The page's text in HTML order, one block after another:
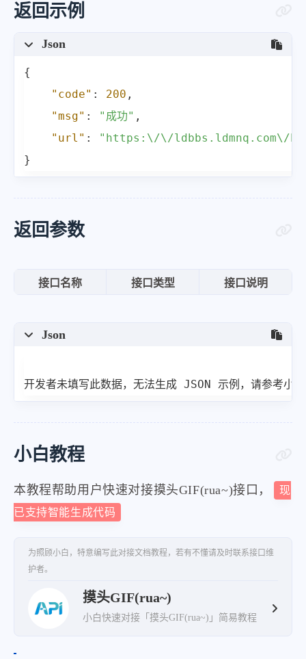
返回示例
Json
{
"code" : 200 ,
"msg" : "成功" ,
"url" :
"https:\/\/ldbbs.ldmnq.com\/
}
返回参数
接口名称 接口类型 接口说明
Json
开发者未填写此数据，无法生成 JSON 示例，请参考小
小白教程
本教程帮助用户快速对接摸头GIF(rua~)接口，
现
已支持智能生成代码
为照顾小白，特意编写此对接文档教程，若有不懂请及时联系接口维
护者。
摸头GIF(rua~)
小白快速对接「摸头GIF(rua~)」简易教程